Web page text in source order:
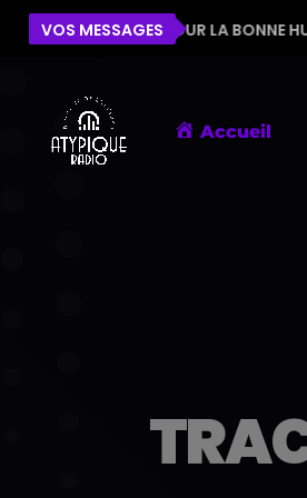
VOS MESSAGES
POUR LA BONNE HUMEUR.
Accueil